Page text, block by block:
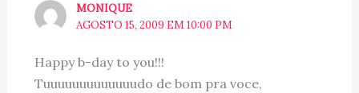
MONIQUE
AGOSTO 15, 2009 EM 10:00 PM
Happy b-day to you!!!
Tuuuuuuuuuuuuudo de bom pra voce,